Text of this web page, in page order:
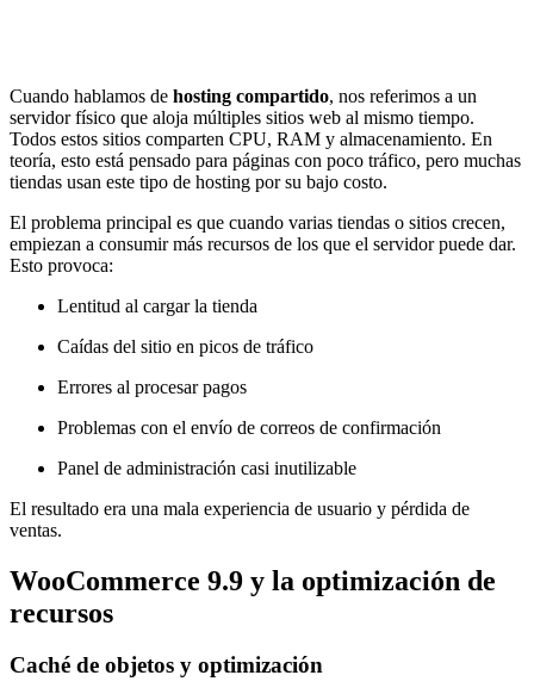
Cuando hablamos de hosting compartido, nos referimos a un
servidor físico que aloja múltiples sitios web al mismo tiempo.
Todos estos sitios comparten CPU, RAM y almacenamiento. En
teoría, esto está pensado para páginas con poco tráfico, pero muchas
tiendas usan este tipo de hosting por su bajo costo.
El problema principal es que cuando varias tiendas o sitios crecen,
empiezan a consumir más recursos de los que el servidor puede dar.
Esto provoca:
Lentitud al cargar la tienda
Caídas del sitio en picos de tráfico
Errores al procesar pagos
Problemas con el envío de correos de confirmación
Panel de administración casi inutilizable
El resultado era una mala experiencia de usuario y pérdida de
ventas.
WooCommerce 9.9 y la optimización de
recursos
Caché de objetos y optimización